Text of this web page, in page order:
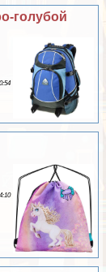
гoлyбой